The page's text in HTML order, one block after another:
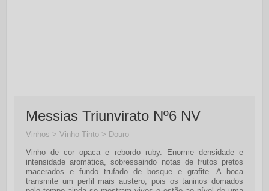
Messias Triunvirato Nº6 NV
Vinhos > Vinho Tinto > Douro
Vinho de cor opaca e rebordo ruby. Enorme densidade e
intensidade aromática, sobressaindo notas de frutos pretos
macerados e fundo trufado de bosque e grafite. A boca
transmite um perfil mais austero, pois os taninos domados